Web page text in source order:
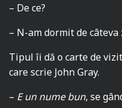
– De ce?
– N-am dormit de
Tipul îi dă o carte de
care scrie John Gray.
– E un nume bun, se